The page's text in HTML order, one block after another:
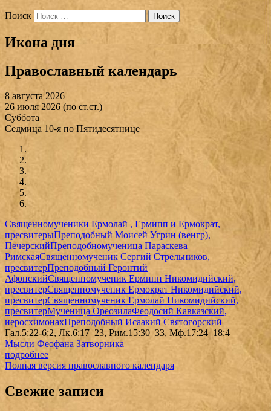
Поиск
Икона дня
Православный календарь
8 августа 2026
26 июля 2026 (по ст.ст.)
Суббота
Седмица 10-я по Пятидесятнице
Священномученики Ермолай , Ермипп и Ермократ,
пресвитерыПреподобный Моисей Угрин (венгр),
ПечерскийПреподобномученица Параскева
РимскаяСвященномученик Сергий Стрельников,
пресвитерПреподобный Геронтий
АфонскийСвященномученик Ермипп Никомидийский,
пресвитерСвященномученик Ермократ Никомидийский,
пресвитерСвященномученик Ермолай Никомидийский,
пресвитерМученица ОреозилаФеодосий Кавказский,
иеросхимонахПреподобный Исаакий Святогорский
Гал.5:22-6:2, Лк.6:17–23, Рим.15:30–33, Мф.17:24–18:4
Мысли Феофана Затворника
подробнее
Полная версия православного календаря
Свежие записи